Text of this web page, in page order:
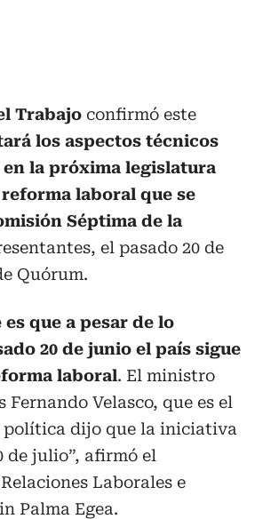
Trabajo confirmó este
los aspectos técnicos
la próxima legislatura
laboral que se
Séptima de la
el pasado 20 de
Quórum.
que a pesar de lo
20 de junio el país sigue
laboral. El ministro
Velasco, que es el
política dijo que la iniciativa
de julio”, afirmó el
Laborales e
Palma Egea.